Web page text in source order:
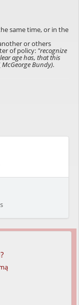
same time, or in the
or others
of policy: "recognize
age has, that this
McGeorge Bundy).